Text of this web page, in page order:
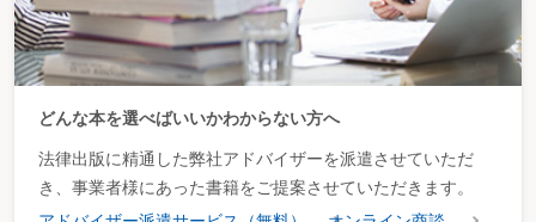
どんな本を選べばいいかわからない方へ
法律出版に精通した弊社アドバイザーを派遣させていただ
き、事業者様にあった書籍をご提案させていただきます。